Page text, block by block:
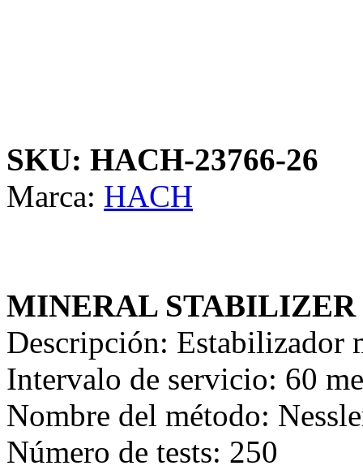
SKU: HACH-23766-26
Marca: HACH
MINERAL STABILIZER
Descripción: Estabilizador
Intervalo de servicio: 60
Nombre del método:
Número de tests: 250